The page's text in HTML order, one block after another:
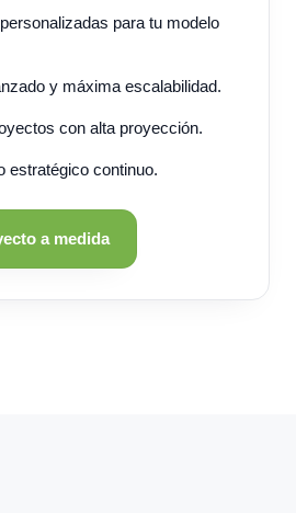
para tu modelo
y máxima escalabilidad.
con alta proyección.
estratégico continuo.
a medida